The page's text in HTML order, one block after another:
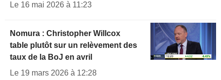
Le 16 mai 2026 à 11:23
Nomura : Christopher Willcox
table plutôt sur un relèvement des
taux de la BoJ en avril
Le 19 mars 2026 à 12:28